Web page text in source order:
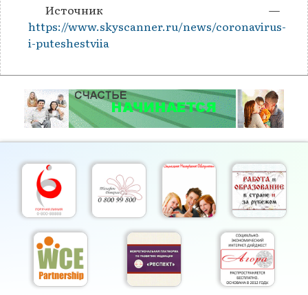
Источник —
https://www.skyscanner.ru/news/coronavirus-
i-puteshestviia